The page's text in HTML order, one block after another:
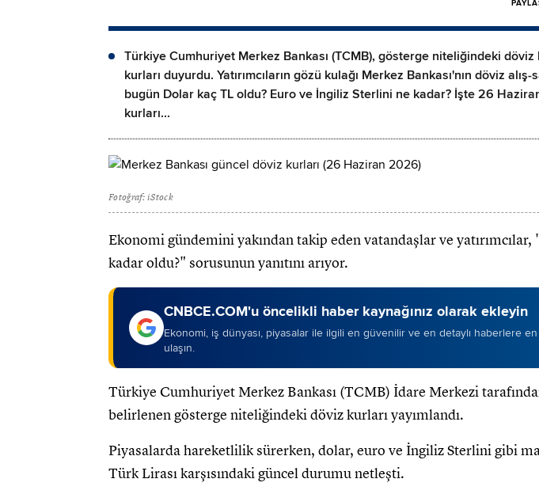
Türkiye Cumhuriyet Merkez Bankası (TCMB), gösterge niteliğindeki döviz
kurları duyurdu. Yatırımcıların gözü kulağı Merkez Bankası'nın döviz
bugün Dolar kaç TL oldu? Euro ve İngiliz Sterlini ne kadar? İşte 26
kurları...
Fotoğraf: iStock
Ekonomi gündemini yakından takip eden vatandaşlar ve
kadar oldu?" sorusunun yanıtını arıyor.
CNBCE.COM'u öncelikli haber kaynağınız olarak ekleyin
Ekonomi, iş dünyası, piyasalar ile ilgili en güvenilir ve en detaylı haberlere en
ulaşın.
Türkiye Cumhuriyet Merkez Bankası (TCMB) İdare Merkezi
belirlenen gösterge niteliğindeki döviz kurları yayımlandı.
Piyasalarda hareketlilik sürerken, dolar, euro ve İngiliz Sterlini gibi
Türk Lirası karşısındaki güncel durumu netleşti.